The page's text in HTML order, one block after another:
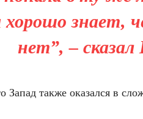
знает,
нет”, – сказал
Запад также оказался в